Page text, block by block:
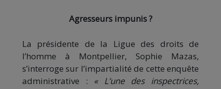
Agresseurs impunis ?
La présidente de la Ligue des droits de
l’homme à Montpellier, Sophie Mazas,
s’interroge sur l’impartialité de cette enquête
administrative : « L’une des inspectrices,